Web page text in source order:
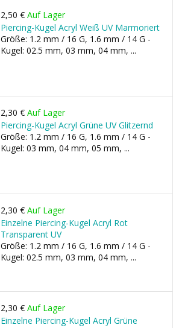
2,50 € Auf Lager
Piercing-Kugel Acryl Weiß UV Marmoriert
Größe: 1.2 mm / 16 G, 1.6 mm / 14 G -
Kugel: 02.5 mm, 03 mm, 04 mm, ...
2,30 € Auf Lager
Piercing-Kugel Acryl Grüne UV Glitzernd
Größe: 1.2 mm / 16 G, 1.6 mm / 14 G -
Kugel: 03 mm, 04 mm, 05 mm, ...
2,30 € Auf Lager
Einzelne Piercing-Kugel Acryl Rot
Transparent UV
Größe: 1.2 mm / 16 G, 1.6 mm / 14 G -
Kugel: 02.5 mm, 03 mm, 04 mm, ...
2,30 € Auf Lager
Einzelne Piercing-Kugel Acryl Grüne